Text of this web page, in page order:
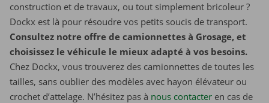
construction et de travaux, ou tout simplement bricoleur ?
Dockx est là pour résoudre vos petits soucis de transport.
Consultez notre offre de camionnettes à Grosage, et
choisissez le véhicule le mieux adapté à vos besoins.
Chez Dockx, vous trouverez des camionnettes de toutes les
tailles, sans oublier des modèles avec hayon élévateur ou
crochet d’attelage. N’hésitez pas à nous contacter ​​​​​​​ en cas de